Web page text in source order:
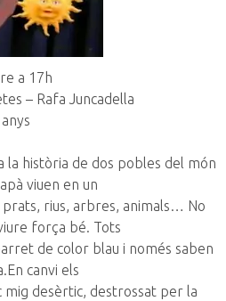
a 17h
– Rafa Juncadella
la història de dos pobles del món
viuen en un
rius, arbres, animals… No
força bé. Tots
de color blau i només saben
canvi els
mig desèrtic, destrossat per la